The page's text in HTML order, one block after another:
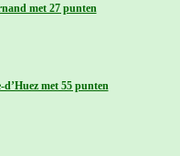
met 27 punten
met 55 punten